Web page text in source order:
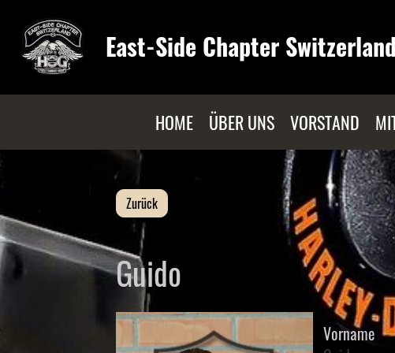
East-Side Chapter
HOME ÜBER UNS VORSTAND
Zurück
Guido
Vorname